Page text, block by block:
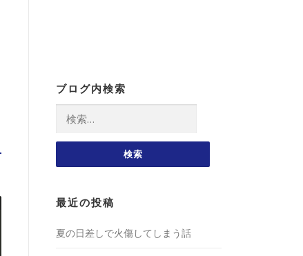
ブログ内検索
最近の投稿
夏の日差しで火傷してしまう話